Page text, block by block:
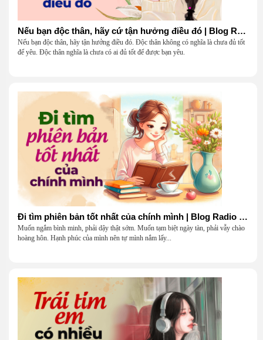
Nếu bạn độc thân, hãy cứ tận hưởng điều đó | Blog Radio 904
Nếu bạn độc thân, hãy tận hưởng điều đó. Độc thân không có nghĩa là chưa đủ tốt
để yêu. Độc thân nghĩa là chưa có ai đủ tốt để được bạn yêu.
Đi tìm phiên bản tốt nhất của chính mình | Blog Radio 903
Muốn ngắm bình minh, phải dậy thật sớm. Muốn tạm biệt ngày tàn, phải vẫy chào
hoàng hôn. Hạnh phúc của mình nên tự mình nắm lấy...